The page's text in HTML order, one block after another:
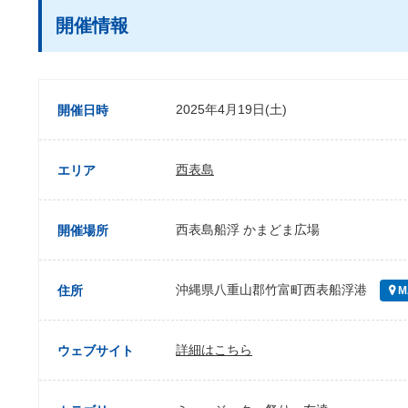
開催情報
開催日時 2025年4月19日(土)
エリア 西表島
開催場所 西表島船浮 かまどま広場
住所 沖縄県八重山郡竹富町西表船浮港
ウェブサイト 詳細はこちら